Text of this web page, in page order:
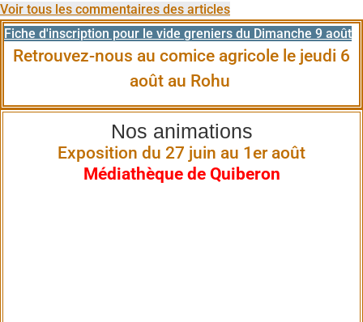
Voir tous les commentaires des articles
Fiche d'inscription pour le vide greniers du Dimanche 9 août
Retrouvez-nous au comice agricole le jeudi 6
août au Rohu
Nos animations
Exposition du 27 juin au 1er août
Médiathèque de Quiberon